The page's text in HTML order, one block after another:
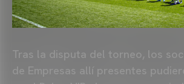
Tras la disputa del torneo, los
de Empresas allí presentes